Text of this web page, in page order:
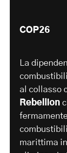
COP26
La
al collasso
Rebellion
marittima